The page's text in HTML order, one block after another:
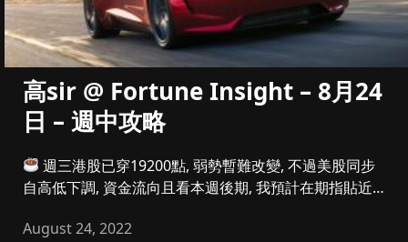
高sir @ Fortune Insight – 8月24
日 – 週中攻略
週三港股已穿19200點, 弱勢暫難改變, 不過美股同步
自高低下調, 資金流向且看本週後期, 我預計在期指貼近時
August 24, 2022